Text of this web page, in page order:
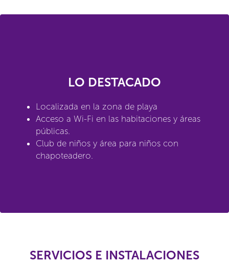
LO DESTACADO
Localizada en la zona de playa
Acceso a Wi-Fi en las habitaciones y áreas
públicas.
Club de niños y área para niños con
chapoteadero.
SERVICIOS E INSTALACIONES